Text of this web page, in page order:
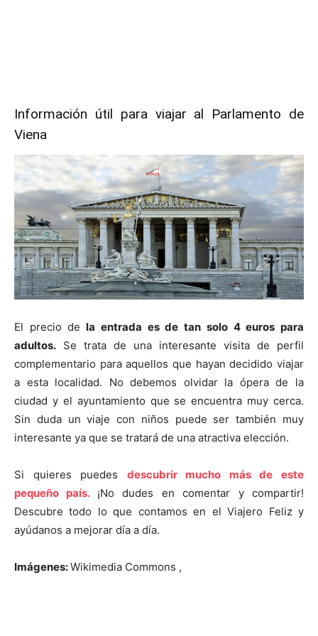
Información útil para viajar al Parlamento de
Viena
El precio de la entrada es de tan solo 4 euros para
adultos. Se trata de una interesante visita de perfil
complementario para aquellos que hayan decidido viajar
a esta localidad. No debemos olvidar la ópera de la
ciudad y el ayuntamiento que se encuentra muy cerca.
Sin duda un viaje con niños puede ser también muy
interesante ya que se tratará de una atractiva elección.
Si quieres puedes descubrir mucho más de este
pequeño país.
¡No dudes en comentar y compartir!
Descubre todo lo que contamos en el Viajero Feliz y
ayúdanos a mejorar día a día.
Imágenes:Wikimedia Commons ,